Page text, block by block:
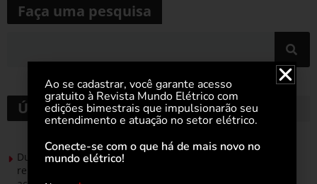
Faça uma pesquisa
Últimas notícias
Durante esforço concentrado do Congresso, setor de
renováveis apresenta no Senado Federal pautas para
Ao se cadastrar, você garante acesso
gratuito à Revista Mundo Elétrico com
edições bimestrais que impulsionarão seu
entendimento e atuação no setor elétrico.
Conecte-se com o que há de mais novo no
mundo elétrico!